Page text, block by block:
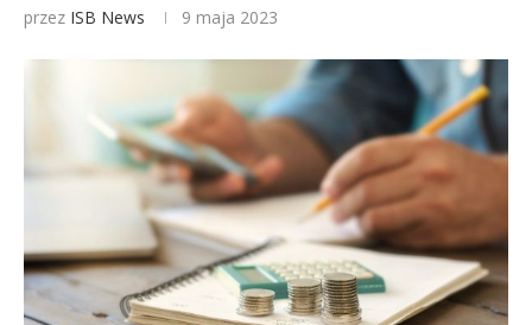
przez ISB News 9 maja 2023